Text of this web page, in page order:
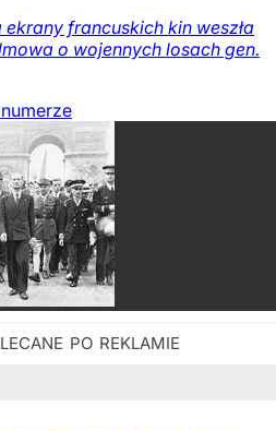
ekrany francuskich kin weszła
o wojennych losach gen.